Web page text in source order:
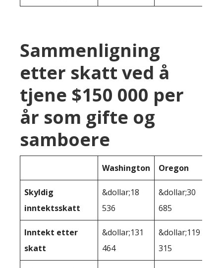
Sammenligning
etter skatt ved å
tjene $150 000 per
år som gifte og
samboere
Washington Oregon
Skyldig
inntektsskatt
&dollar;18
536
&dollar;30
685
Inntekt etter
skatt
&dollar;131
464
&dollar;119
315